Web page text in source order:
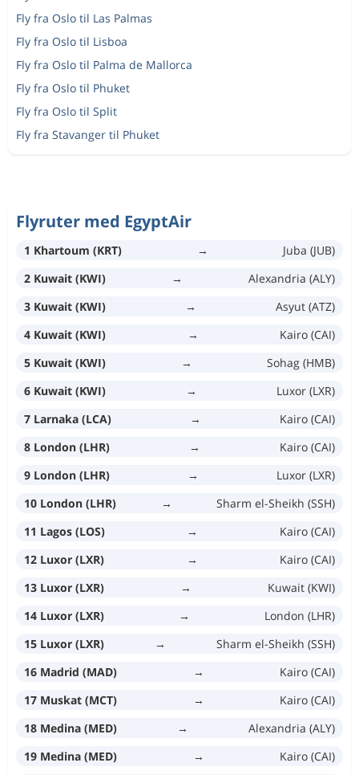
Fly fra Oslo til Las Palmas
Fly fra Oslo til Lisboa
Fly fra Oslo til Palma de Mallorca
Fly fra Oslo til Phuket
Fly fra Oslo til Split
Fly fra Stavanger til Phuket
Flyruter med EgyptAir
1 Khartoum (KRT) →
Juba (JUB)
2 Kuwait (KWI)
→
Alexandria (ALY)
3 Kuwait (KWI)
→
Asyut (ATZ)
4 Kuwait (KWI)
→
Kairo (CAI)
5 Kuwait (KWI)
→
Sohag (HMB)
6 Kuwait (KWI)
→
Luxor (LXR)
7 Larnaka (LCA)
→
Kairo (CAI)
8 London (LHR)
→
Kairo (CAI)
9 London (LHR)
→
Luxor (LXR)
10 London (LHR)
→
Sharm el-Sheikh (SSH)
11 Lagos (LOS)
→
Kairo (CAI)
12 Luxor (LXR)
→
Kairo (CAI)
13 Luxor (LXR)
→
Kuwait (KWI)
14 Luxor (LXR)
→
London (LHR)
15 Luxor (LXR)
→
Sharm el-Sheikh (SSH)
16 Madrid (MAD)
→
Kairo (CAI)
17 Muskat (MCT)
→
Kairo (CAI)
18 Medina (MED)
→
Alexandria (ALY)
19 Medina (MED)
→
Kairo (CAI)